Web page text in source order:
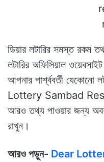
ডিয়ার লটারির সমস্ত রকম
লটারির অফিসিয়াল
আপনার পার্শ্ববর্তী যেকোনো
Lottery Sambad
আরও তথ্য পাওয়ার জন্য
রাখুন।
আরও পড়ুন- Dear